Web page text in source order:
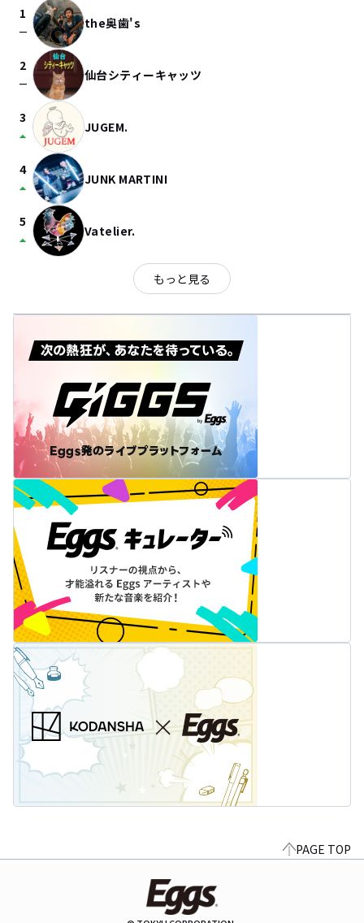
1
check_indeterminate_small the奥歯's
2
check_indeterminate_small 仙台シティーキャッツ
3
arrow_drop_up JUGEM.
4
arrow_drop_up JUNK MARTINI
5
arrow_drop_up Vatelier.
もっと見る
PAGE TOP